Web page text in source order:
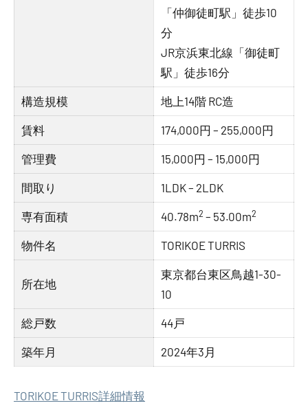
「仲御徒町駅」徒歩10
分
JR京浜東北線「御徒町
駅」徒歩16分
構造規模 地上14階 RC造
賃料 174,000円 – 255,000円
管理費 15,000円 – 15,000円
間取り 1LDK – 2LDK
専有面積 40.78m2 – 53.00m2
物件名 TORIKOE TURRIS
所在地
東京都台東区鳥越1-30-
10
総戸数 44戸
築年月 2024年3月
TORIKOE TURRIS詳細情報